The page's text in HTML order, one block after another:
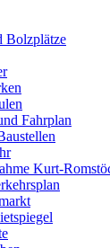
Bolzplätze
Fahrplan
Kurt-